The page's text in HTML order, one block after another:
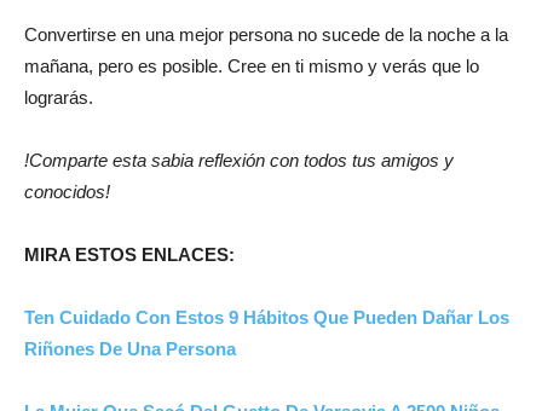
Convertirse en una mejor persona no sucede de la noche a la
mañana, pero es posible. Cree en ti mismo y verás que lo
lograrás.
!Comparte esta sabia reflexión con todos tus amigos y
conocidos!
MIRA ESTOS ENLACES:
Ten Cuidado Con Estos 9 Hábitos Que Pueden Dañar Los
Riñones De Una Persona